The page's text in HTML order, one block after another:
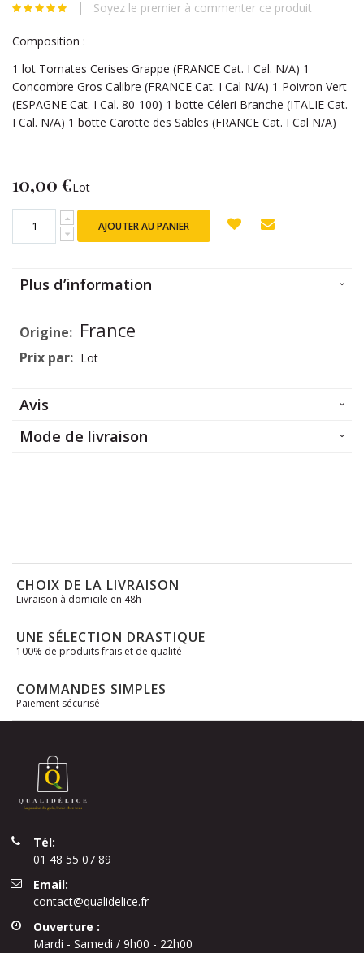
beginning
the
images
gallery
Soyez le premier à commenter ce produit
Composition :
1 lot Tomates Cerises Grappe (FRANCE Cat. I Cal. N/A) 1
Concombre Gros Calibre (FRANCE Cat. I Cal N/A) 1 Poivron Vert
(ESPAGNE Cat. I Cal. 80-100) 1 botte Céleri Branche (ITALIE Cat.
I Cal. N/A) 1 botte Carotte des Sables (FRANCE Cat. I Cal N/A)
10,00 €Lot
AJOUTER AU PANIER
Plus d’information
d’informationFrance
Lot
Avis
Mode de livraison
CHOIX DE LA LIVRAISON
Livraison à domicile en 48h
UNE SÉLECTION DRASTIQUE
100% de produits frais et de qualité
COMMANDES SIMPLES
Paiement sécurisé
Tél:
01 48 55 07 89
Email:
contact@qualidelice.fr
Ouverture :
Mardi - Samedi / 9h00 - 22h00